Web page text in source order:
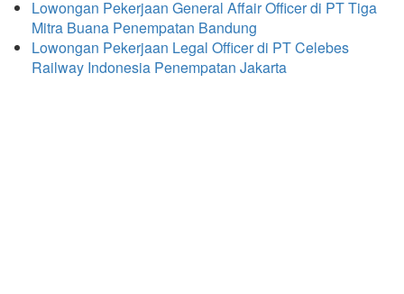
Lowongan Pekerjaan General Affair Officer di PT Tiga
Mitra Buana Penempatan Bandung
Lowongan Pekerjaan Legal Officer di PT Celebes
Railway Indonesia Penempatan Jakarta